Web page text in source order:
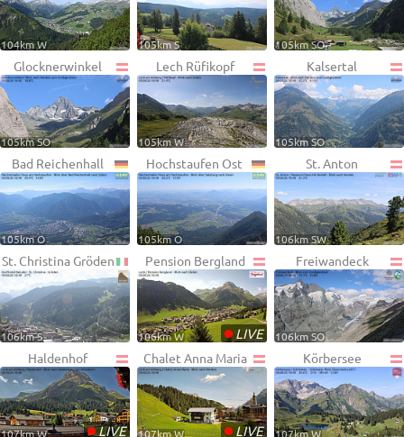
104km W 105km S 105km SO
Glocknerwinkel
105km SO
Lech Rüfikopf
105km W
Kalsertal
105km SO
Bad Reichenhall
105km O
Hochstaufen Ost
105km O
St. Anton
106km SW
St. Christina Gröden
106km S
Pension Bergland
•LIVE
106km W
Freiwandeck
106km SO
Haldenhof
•LIVE
107km W
Chalet Anna Maria
•LIVE
107km W
Körbersee
107km W